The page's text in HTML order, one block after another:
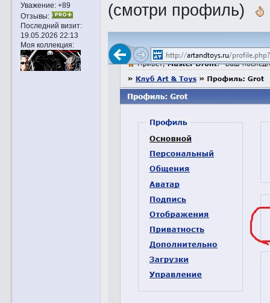
Уважение: +89
Отзывы:
Последний визит:
19.05.2026 22:13
Моя коллекция:
(смотри профиль)